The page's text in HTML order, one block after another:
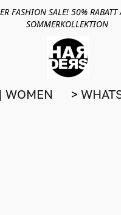
FASHION SALE! 50% RABATT
SOMMERKOLLEKTION
WOMEN >